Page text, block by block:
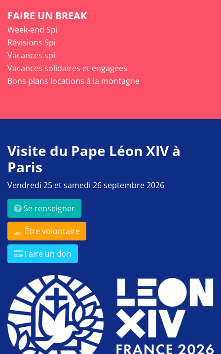
FAIRE UN BREAK
Week-end Spi
Révisions Spi
Vacances spi
Vacances solidaires et engagées
Bons plans locations à la montagne
Visite du Pape Léon XIV à
Paris
Vendredi 25 et samedi 26 septembre 2026
Se renseigner
Être volontaire
Faire un don